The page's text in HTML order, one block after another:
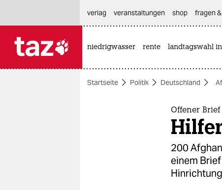
themen
verlag
veranstaltungen shop fragen
niedrigwasser rente landtagswahl
Startseite Politik Deutschland
Offener
200
einem